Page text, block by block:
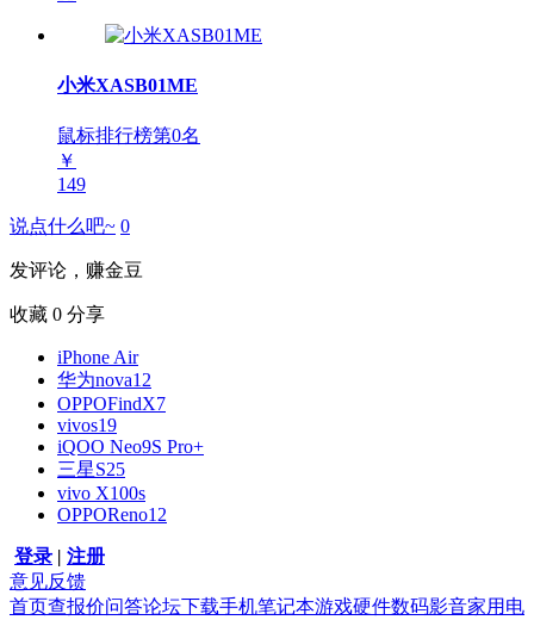
小米XASB01ME
鼠标排行榜第0名
￥
149
说点什么吧~ 0
发评论，赚金豆
收藏 0 分享
iPhone Air
华为nova12
OPPOFindX7
vivos19
iQOO Neo9S Pro+
三星S25
vivo X100s
OPPOReno12
登录 | 注册
意见反馈
首页查报价问答论坛下载手机笔记本游戏硬件数码影音家用电